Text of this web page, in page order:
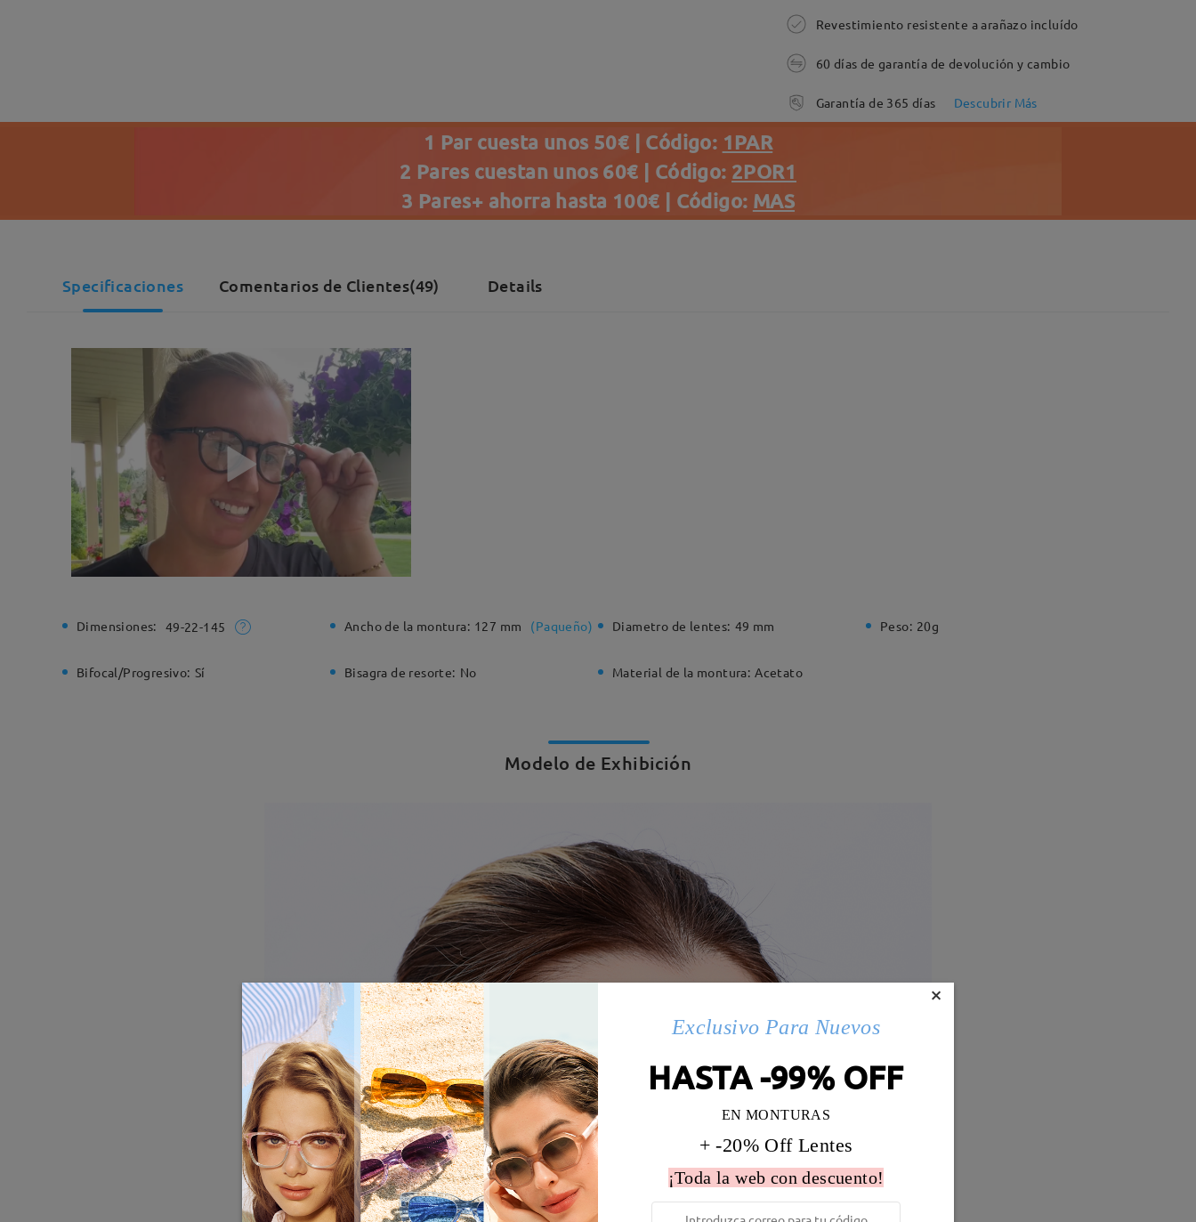
Revestimiento resistente a arañazo incluído
60 días de garantía de devolución y cambio
Garantía de 365 días Descubrir Más
1 Par cuesta unos 50€ | Código: 1PAR
2 Pares cuestan unos 60€ | Código: 2POR1
3 Pares+ ahorra hasta 100€ | Código: MAS
Specificaciones Comentarios de Clientes(49) Details
Dimensiones: 49-22-145 Ancho de la montura: 127 mm (Paqueño) Diametro de lentes: 49 mm Peso: 20g
Bifocal/Progresivo: Sí Bisagra de resorte: No Material de la montura: Acetato
Modelo de Exhibición
×
Exclusivo Para Nuevos
HASTA -99% OFF
EN MONTURAS
+ -20% Off Lentes
¡Toda la web con descuento!